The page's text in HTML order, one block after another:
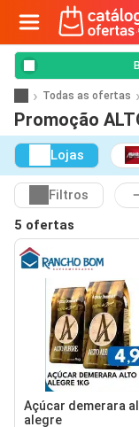
Todas as ofertas
Promoção
Lojas
Filtros
5 ofertas
Açúcar demerara
alegre